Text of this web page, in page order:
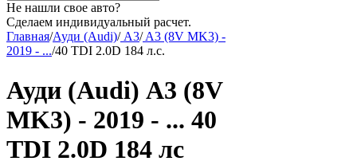
Не нашли свое авто?
Сделаем индивидуальный расчет.
Главная/Ауди (Audi)/A3/A3 (8V MK3) -
2019 - .../40 TDI 2.0D 184 л.с.
Ауди (Audi) A3 (8V
MK3) - 2019 - ... 40
TDI 2.0D 184 лс